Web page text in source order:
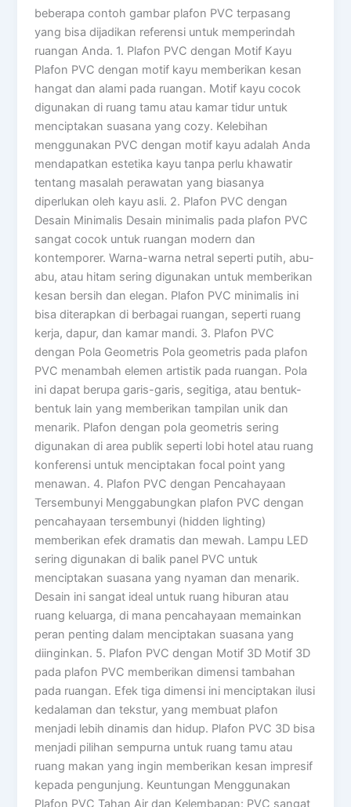
beberapa contoh gambar plafon PVC terpasang
yang bisa dijadikan referensi untuk memperindah
ruangan Anda. 1. Plafon PVC dengan Motif Kayu
Plafon PVC dengan motif kayu memberikan kesan
hangat dan alami pada ruangan. Motif kayu cocok
digunakan di ruang tamu atau kamar tidur untuk
menciptakan suasana yang cozy. Kelebihan
menggunakan PVC dengan motif kayu adalah Anda
mendapatkan estetika kayu tanpa perlu khawatir
tentang masalah perawatan yang biasanya
diperlukan oleh kayu asli. 2. Plafon PVC dengan
Desain Minimalis Desain minimalis pada plafon PVC
sangat cocok untuk ruangan modern dan
kontemporer. Warna-warna netral seperti putih, abu-
abu, atau hitam sering digunakan untuk memberikan
kesan bersih dan elegan. Plafon PVC minimalis ini
bisa diterapkan di berbagai ruangan, seperti ruang
kerja, dapur, dan kamar mandi. 3. Plafon PVC
dengan Pola Geometris Pola geometris pada plafon
PVC menambah elemen artistik pada ruangan. Pola
ini dapat berupa garis-garis, segitiga, atau bentuk-
bentuk lain yang memberikan tampilan unik dan
menarik. Plafon dengan pola geometris sering
digunakan di area publik seperti lobi hotel atau ruang
konferensi untuk menciptakan focal point yang
menawan. 4. Plafon PVC dengan Pencahayaan
Tersembunyi Menggabungkan plafon PVC dengan
pencahayaan tersembunyi (hidden lighting)
memberikan efek dramatis dan mewah. Lampu LED
sering digunakan di balik panel PVC untuk
menciptakan suasana yang nyaman dan menarik.
Desain ini sangat ideal untuk ruang hiburan atau
ruang keluarga, di mana pencahayaan memainkan
peran penting dalam menciptakan suasana yang
diinginkan. 5. Plafon PVC dengan Motif 3D Motif 3D
pada plafon PVC memberikan dimensi tambahan
pada ruangan. Efek tiga dimensi ini menciptakan ilusi
kedalaman dan tekstur, yang membuat plafon
menjadi lebih dinamis dan hidup. Plafon PVC 3D bisa
menjadi pilihan sempurna untuk ruang tamu atau
ruang makan yang ingin memberikan kesan impresif
kepada pengunjung. Keuntungan Menggunakan
Plafon PVC Tahan Air dan Kelembapan: PVC sangat